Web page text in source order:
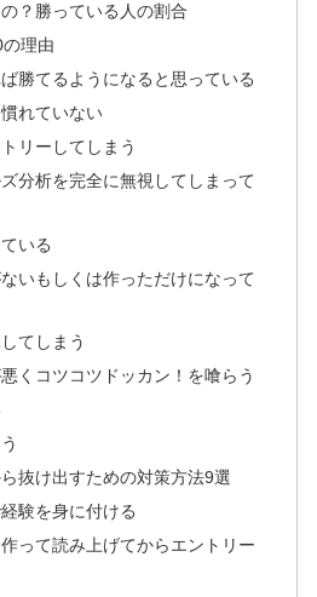
？勝っている人の割合
理由
勝てるようになると思っている
れていない
リーしてしまう
分析を完全に無視してしまって
いる
いもしくは作っただけになって
てしまう
くコツコツドッカン！を喰らう
抜け出すための対策方法9選
験を身に付ける
って読み上げてからエントリー